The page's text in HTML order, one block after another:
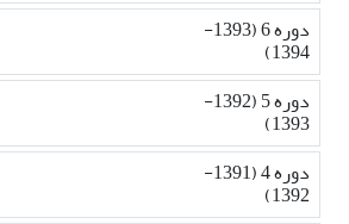
دوره 6 (1393-
1394)
دوره 5 (1392-
1393)
دوره 4 (1391-
1392)